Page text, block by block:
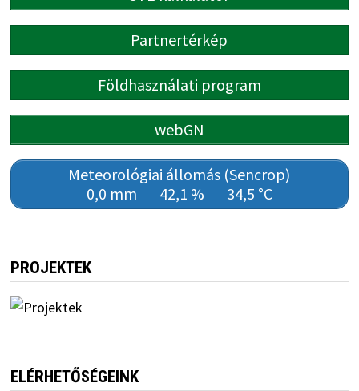
Partnertérkép
Földhasználati program
webGN
Meteorológiai állomás (Sencrop)
0,0 mm
42,1 % 34,5 °C
PROJEKTEK
ELÉRHETŐSÉGEINK